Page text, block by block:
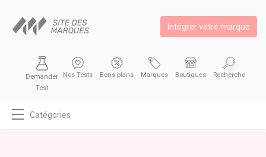
Intégrer votre marque
Demander
Test
Nos Tests Bons plans Marques Boutiques Recherche
Catégories